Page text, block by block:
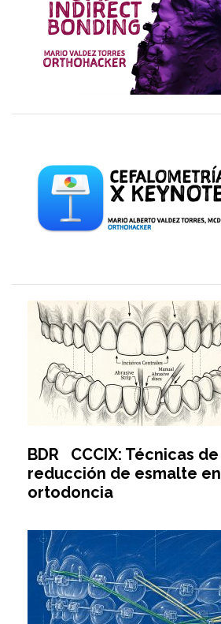
BDR CCCIX: Técnicas de
reducción de esmalte en
ortodoncia